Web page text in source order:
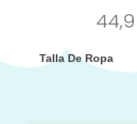
Talla De Ropa